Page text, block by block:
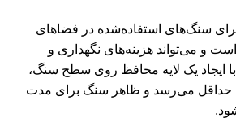
سنگ‌های استفاده‌شده در فضاهای
و می‌تواند هزینه‌های نگهداری و
ایجاد یک لایه محافظ روی سطح سنگ،
به حداقل می‌رسد و ظاهر سنگ برای مدت